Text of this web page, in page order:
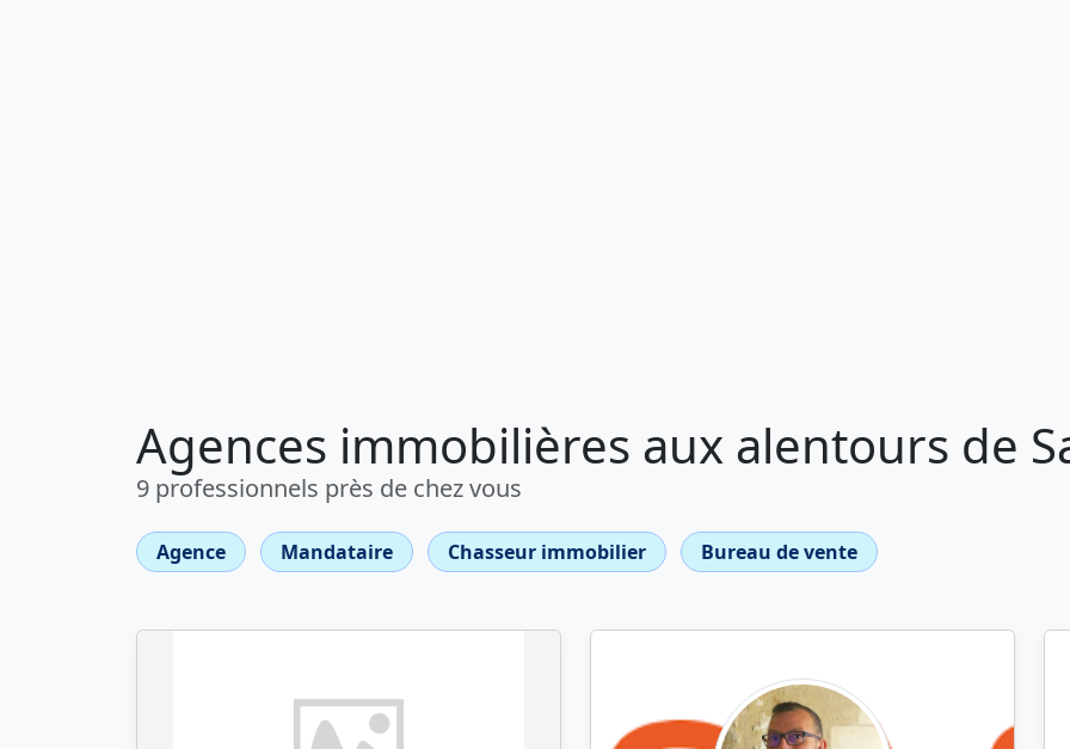
Agences immobilières aux alentours de
9 professionnels près de chez vous
Agence Mandataire Chasseur immobilier Bureau de vente